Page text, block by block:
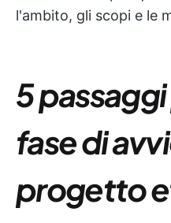
l'ambito, gli scopi e le
5
fase di
progetto